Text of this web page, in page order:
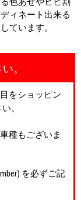
ィネート出来る
ています。
。
をショッピン
。
種もございま
を必ずご記